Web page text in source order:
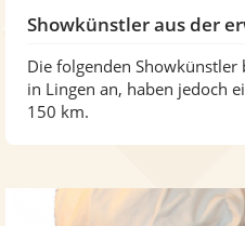
Showkünstler aus der
Die folgenden
in Lingen an, haben jedoch
150 km.